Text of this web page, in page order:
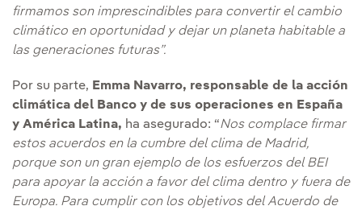
firmamos son imprescindibles para convertir el cambio
climático en oportunidad y dejar un planeta habitable a
las generaciones futuras”.
Por su parte, Emma Navarro, responsable de la acción
climática del Banco y de sus operaciones en España
y América Latina, ha asegurado: “Nos complace firmar
estos acuerdos en la cumbre del clima de Madrid,
porque son un gran ejemplo de los esfuerzos del BEI
para apoyar la acción a favor del clima dentro y fuera de
Europa. Para cumplir con los objetivos del Acuerdo de